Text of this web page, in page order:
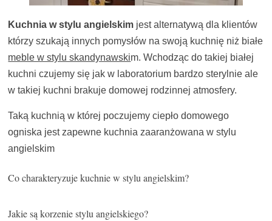
Kuchnia w stylu angielskim jest alternatywą dla klientów
którzy szukają innych pomysłów na swoją kuchnię niż białe
meble w stylu skandynawskim. Wchodząc do takiej białej
kuchni czujemy się jak w laboratorium bardzo sterylnie ale
w takiej kuchni brakuje domowej rodzinnej atmosfery.
Taką kuchnią w której poczujemy ciepło domowego
ogniska jest zapewne kuchnia zaaranżowana w stylu
angielskim
Co charakteryzuje kuchnie w stylu angielskim?
Jakie są korzenie stylu angielskiego?